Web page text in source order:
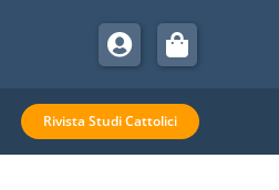
Rivista Studi Cattolici